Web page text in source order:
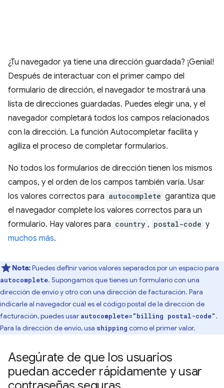
¿Tu navegador ya tiene una dirección guardada? ¡Genial!
Después de interactuar con el primer campo del
formulario de dirección, el navegador te mostrará una
lista de direcciones guardadas. Puedes elegir una, y el
navegador completará todos los campos relacionados
con la dirección. La función Autocompletar facilita y
agiliza el proceso de completar formularios.
No todos los formularios de dirección tienen los mismos
campos, y el orden de los campos también varía. Usar
los valores correctos para autocomplete garantiza que
el navegador complete los valores correctos para un
formulario. Hay valores para country , postal-code y
muchos más.
Nota:Puedes definir varios valores separados por un espacio para
autocomplete. Supongamos que tienes un formulario con una
dirección de envío y otro con una dirección de facturación. Para
indicarle al navegador cuál es el código postal de la dirección de
facturación, puedes usar autocomplete="billing postal-code".
Para la dirección de envío, usa shipping como el primer valor.
Asegúrate de que los usuarios
puedan acceder rápidamente y usar